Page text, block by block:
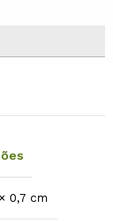
0,7 cm